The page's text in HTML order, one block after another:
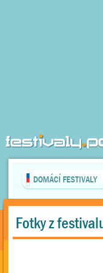
DOMÁCÍ FESTIVALY
Fotky z